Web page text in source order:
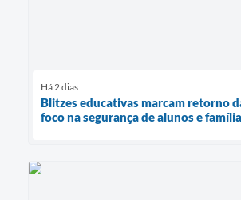
Há 2 dias
Blitzes educativas marcam retorno
foco na segurança de alunos e